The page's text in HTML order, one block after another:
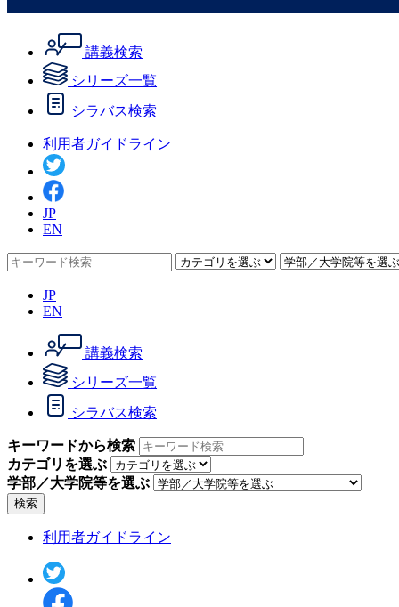
講義検索
シリーズ一覧
シラバス検索
利用者ガイドライン
JP
EN
JP
EN
講義検索
シリーズ一覧
シラバス検索
キーワードから検索
カテゴリを選ぶ
学部／大学院等を選ぶ
検索
利用者ガイドライン